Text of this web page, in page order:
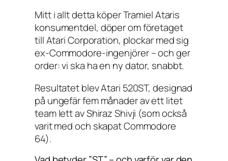
Mitt i allt detta köper Tramiel Ataris
konsumentdel, döper om företaget
till Atari Corporation, plockar med sig
ex-Commodore-ingenjörer – och ger
order:vi ska ha en ny dator, snabbt.
Resultatet blev Atari 520ST, designad
på ungefär fem månader av ett litet
team lett av Shiraz Shivji (som också
varit med och skapat Commodore
64).